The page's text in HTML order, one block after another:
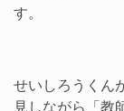
す。
せいしろうくん
見しながら「